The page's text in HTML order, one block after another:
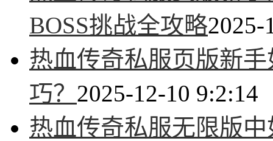
BOSS挑战全攻略2025-
热血传奇私服页版新
巧？ 2025-12-10 9:2:14
热血传奇私服无限版